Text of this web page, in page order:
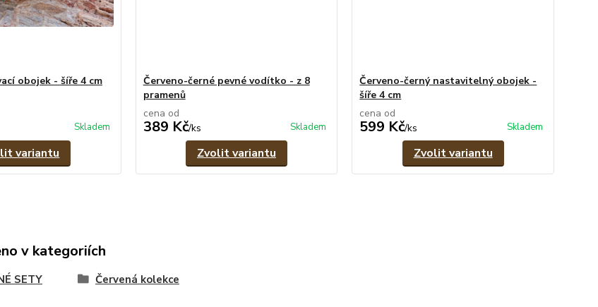
obojek - šíře 4 cm
Skladem
variantu
Červeno-černé pevné vodítko - z 8
pramenů
cena od
389 Kč/ks Skladem
Zvolit variantu
Červeno-černý nastavitelný obojek -
šíře 4 cm
cena od
599 Kč/ks Skladem
Zvolit variantu
v kategoriích
SETY Červená kolekce